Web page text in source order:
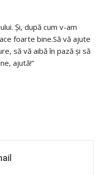
Şi, după cum v-am
foarte bine.Să vă ajute
să vă aibă în pază şi să
ajută!”